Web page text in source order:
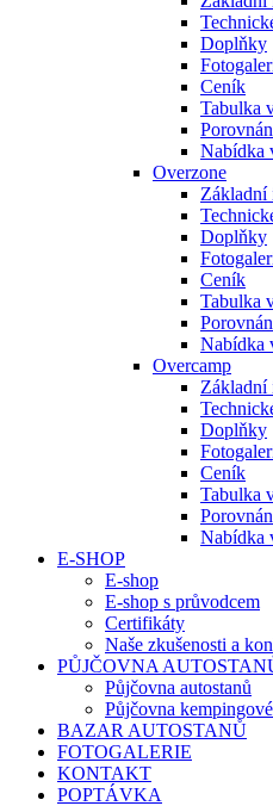
Doplňky
Ceník
Tabulka
Nabídka
Overzone
Základní
Doplňky
Ceník
Tabulka
Nabídka
Overcamp
Základní
Doplňky
Ceník
Tabulka
Nabídka
E-SHOP
E-shop
E-shop s průvodcem
Certifikáty
Naše zkušenosti a
PŮJČOVNA
Půjčovna autostanů
Půjčovna
BAZAR AUTOSTANŮ
FOTOGALERIE
KONTAKT
POPTÁVKA